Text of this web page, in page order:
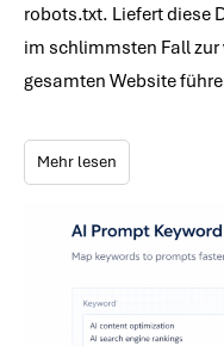
robots.txt. Liefert diese
im schlimmsten Fall
gesamten Website
Mehr lesen